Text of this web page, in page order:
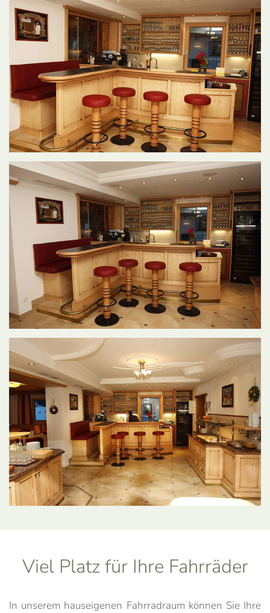
Viel Platz für Ihre Fahrräder
In unserem hauseigenen Fahrradraum können Sie Ihre